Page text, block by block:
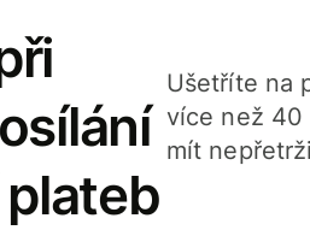
Ušetříte na
více než 40
mít